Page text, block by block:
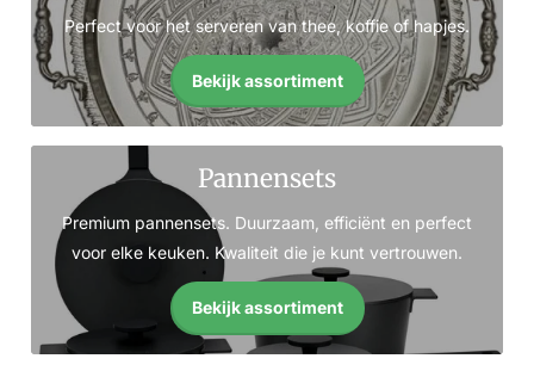
Perfect voor het serveren van thee, koffie of hapjes.
Bekijk assortiment
Pannensets
Premium pannensets. Duurzaam, efficiënt en perfect
voor elke keuken. Kwaliteit die je kunt vertrouwen.
Bekijk assortiment